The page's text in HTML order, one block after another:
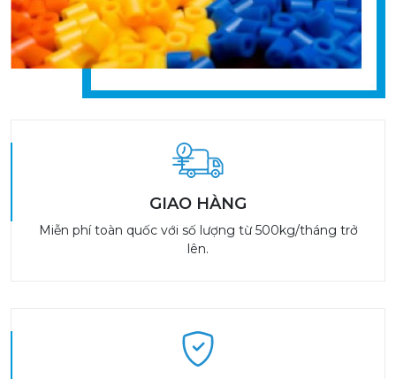
GIAO HÀNG
Miễn phí toàn quốc với số lượng từ 500kg/tháng trở
lên.